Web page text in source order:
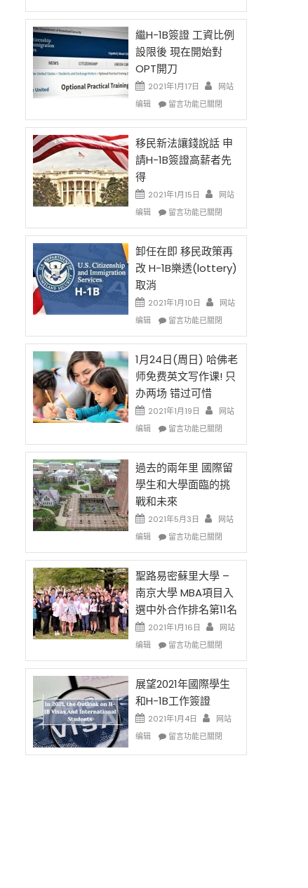
Chinese
New
Year
Ox
Special
Issue〉
中
繼H-1B簽證 工資比例
設限後 現在開始對
OPT開刀
2021年1月17日
网站
编辑
在
H-
1B
簽
證
資
比
設
限
後
現
開
始
對
OPT
開
刀〉
中
留言功能已關閉
移民新法讓錢說話 申
請H-1B簽證高薪者先
得
2021年1月15日
网站
编辑
在
民
新
法
讓
說
話
請
H-
1B
簽
證
高
薪
者
先
得〉
中
留言功能已關閉
卸任在即 移民政策再
改 H-1B樂透(lottery)
取消
2021年1月10日
网站
编辑
在
任
在
即
移
民
政
策
改
H-
1B
樂
透
(lottery)
取
消〉
中
留言功能已關閉
1月24日(周日) 哈佛老
师免费英文写作课! 只
办两场 错过可惜
2021年1月19日
网站
编辑
在
月
24
日
(周
日)
哈
佛
师
免
费
英
文
写
作
课!
只
办
场
错
过
惜〉
留言功能已關閉
過去的兩年里 國際留
學生和大學面臨的挑
戰和未來
2021年5月3日
网站
编辑
在
去
的
兩
年
里
國
際
學
生
大
學
面
留言功能已關閉
聖路易密蘇里大學 –
南京大學 MBA項目入
選中外合作排名第11名
2021年1月16日
网站
编辑
在
路
易
密
蘇
里
大
留言功能已關閉
展望2021年國際學生
和H-1B工作簽證
2021年1月4日
网站
编辑
在
留言功能已關閉